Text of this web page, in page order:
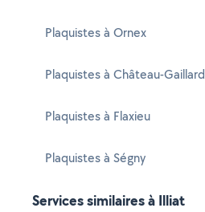
Plaquistes à Ornex
Plaquistes à Château-Gaillard
Plaquistes à Flaxieu
Plaquistes à Ségny
Services similaires à Illiat